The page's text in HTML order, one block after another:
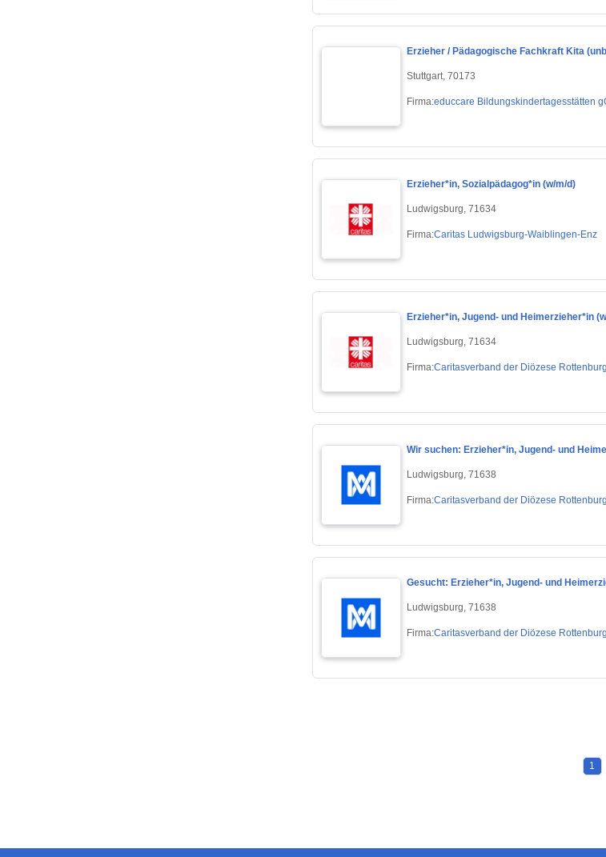
Erzieher / Pädagogische Fachkraft Kita
Stuttgart, 70173
Firma:educcare Bildungskindertagesstätten
Erzieher*in, Sozialpädagog*in (w/m/d)
Ludwigsburg, 71634
Firma:Caritas Ludwigsburg-Waiblingen-Enz
Erzieher*in, Jugend- und Heimerzieher*in
Ludwigsburg, 71634
Firma:Caritasverband der Diözese
Wir suchen: Erzieher*in, Jugend- und
Ludwigsburg, 71638
Firma:Caritasverband der Diözese
Gesucht: Erzieher*in, Jugend- und
Ludwigsburg, 71638
Firma:Caritasverband der Diözese
1